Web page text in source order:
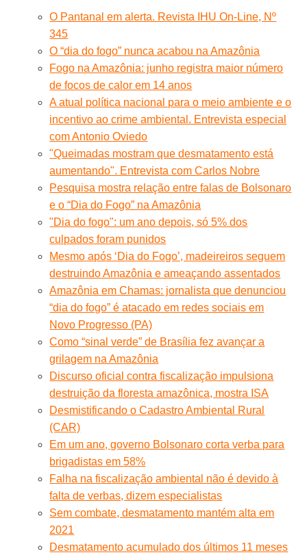
O Pantanal em alerta. Revista IHU On-Line, Nº
345
O “dia do fogo” nunca acabou na Amazônia
Fogo na Amazônia: junho registra maior número
de focos de calor em 14 anos
A atual política nacional para o meio ambiente e o
incentivo ao crime ambiental. Entrevista especial
com Antonio Oviedo
"Queimadas mostram que desmatamento está
aumentando". Entrevista com Carlos Nobre
Pesquisa mostra relação entre falas de Bolsonaro
e o “Dia do Fogo” na Amazônia
"Dia do fogo": um ano depois, só 5% dos
culpados foram punidos
Mesmo após ‘Dia do Fogo’, madeireiros seguem
destruindo Amazônia e ameaçando assentados
Amazônia em Chamas: jornalista que denunciou
“dia do fogo” é atacado em redes sociais em
Novo Progresso (PA)
Como “sinal verde” de Brasília fez avançar a
grilagem na Amazônia
Discurso oficial contra fiscalização impulsiona
destruição da floresta amazônica, mostra ISA
Desmistificando o Cadastro Ambiental Rural
(CAR)
Em um ano, governo Bolsonaro corta verba para
brigadistas em 58%
Falha na fiscalização ambiental não é devido à
falta de verbas, dizem especialistas
Sem combate, desmatamento mantém alta em
2021
Desmatamento acumulado dos últimos 11 meses